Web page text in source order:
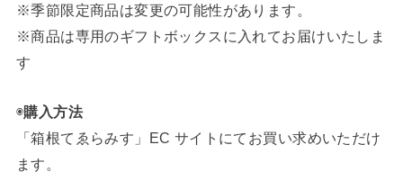
※季節限定商品は変更の可能性があります。
※商品は専用のギフトボックスに入れてお届けいたしま
す
◉購入方法
「箱根てゑらみす」EC サイトにてお買い求めいただけ
ます。